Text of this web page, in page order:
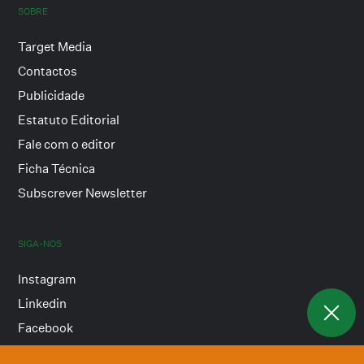
SOBRE
Target Media
Contactos
Publicidade
Estatuto Editorial
Fale com o editor
Ficha Técnica
Subscrever Newsletter
SIGA-NOS
Instagram
Linkedin
Facebook